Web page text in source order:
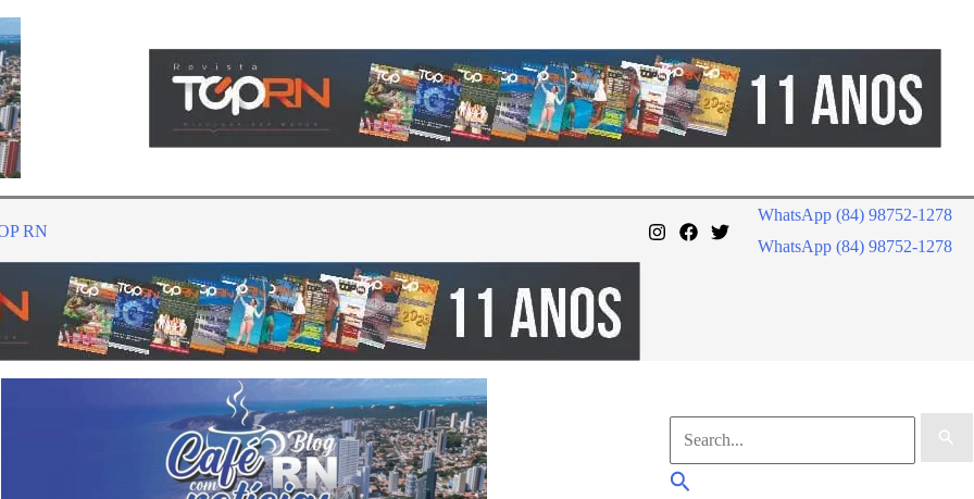
RN
WhatsApp (84) 98752-1278
WhatsApp (84) 98752-1278
por:
Pesquisar